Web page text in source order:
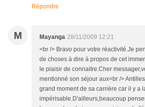
Répondre
M Mayanga 28/11/2009 12:21
<br /> Bravo pour votre réactivité.Je
de choses à dire à propos de cet
le plaisir de connaitre.Cher
mentionné son séjour aux<br />
grand moment de sa carrière car il y a
impérisable.D'ailleurs,beaucoup